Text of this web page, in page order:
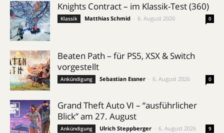
Knights Contract – im Klassik-Test (360)
Klassik Matthias Schmid 6. August 2026 0
Beaten Path – für PS5, XSX & Switch
vorgestellt
Ankündigung Sebastian Essner 6. August 2026 0
Grand Theft Auto VI – “ausführlicher
Blick” am 27. August
Ankündigung Ulrich Steppberger 6. August 2026 9